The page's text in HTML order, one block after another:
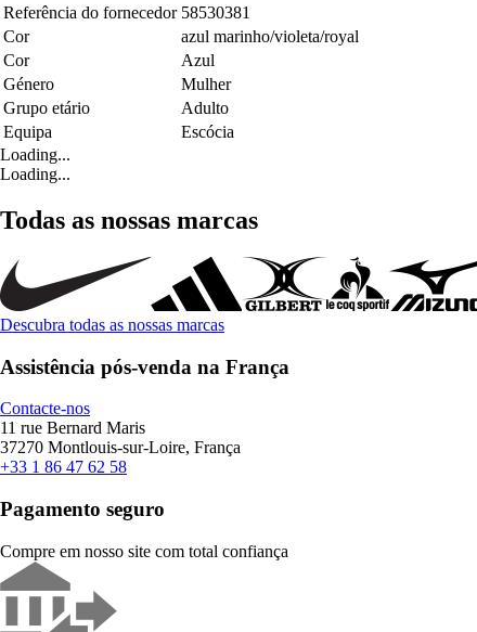
Referência do fornecedor 58530381
Cor
azul marinho/violeta/royal
Cor
Azul
Género
Mulher
Grupo etário
Adulto
Equipa
Escócia
Loading...
Loading...
Todas as nossas marcas
Descubra todas as nossas marcas
Assistência pós-venda na França
Contacte-nos
11 rue Bernard Maris
37270 Montlouis-sur-Loire, França
+33 1 86 47 62 58
Pagamento seguro
Compre em nosso site com total confiança